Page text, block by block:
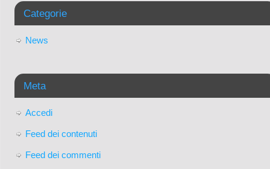
Categorie
News
Meta
Accedi
Feed dei contenuti
Feed dei commenti